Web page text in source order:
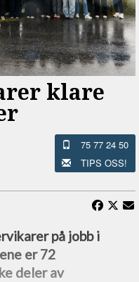
klare
75 77 24 50
TIPS OSS!
på jobb i
er 72
deler av